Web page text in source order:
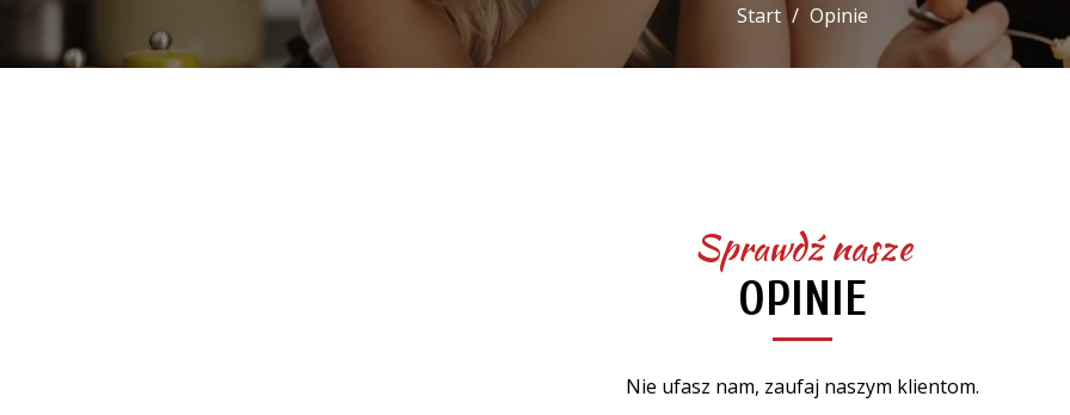
Start Opinie
Sprawdź nasze
OPINIE
Nie ufasz nam, zaufaj naszym klientom.